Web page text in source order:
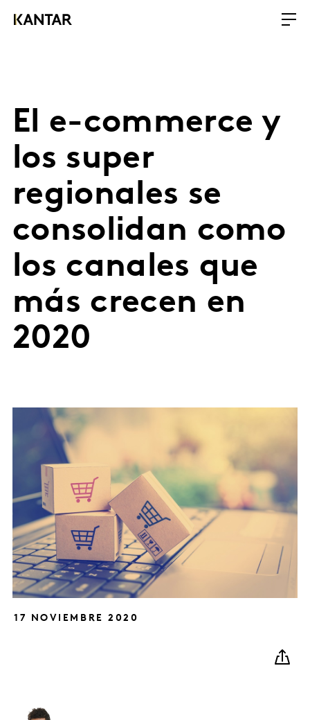
El e-commerce y
los super
regionales se
consolidan como
los canales que
más crecen en
2020
17 NOVIEMBRE 2020